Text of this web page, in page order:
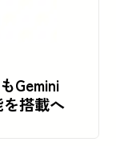
Gemini
搭載へ